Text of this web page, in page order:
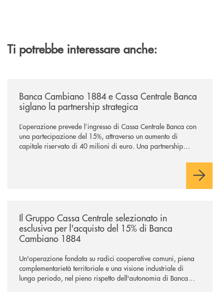
Ti potrebbe interessare anche:
Banca Cambiano 1884 e Cassa Centrale Banca
siglano la partnership strategica
L’operazione prevede l’ingresso di Cassa Centrale Banca con
una partecipazione del 15%, attraverso un aumento di
capitale riservato di 40 milioni di euro. Una partnership
comuni e sulla prossimità ai territori, per ampliare l’offerta e
Il Gruppo Cassa Centrale selezionato in
esclusiva per l'acquisto del 15% di Banca
Cambiano 1884
Un'operazione fondata su radici cooperative comuni, piena
complementarietà territoriale e una visione industriale di
lungo periodo, nel pieno rispetto dell'autonomia di Banca